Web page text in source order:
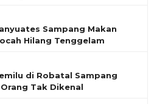
Sampang Makan
Hilang Tenggelam
di Robatal Sampang
Tak Dikenal